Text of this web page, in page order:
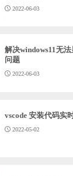
2022-06-03
解决windows11无
问题
2022-06-03
vscode 安装代码实
2022-05-02